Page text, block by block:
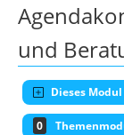
und
Dieses
0